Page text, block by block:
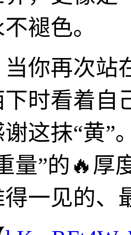
褪色。
你再次站
时看着自
这抹“黄”
量”的🔥厚
一见的、